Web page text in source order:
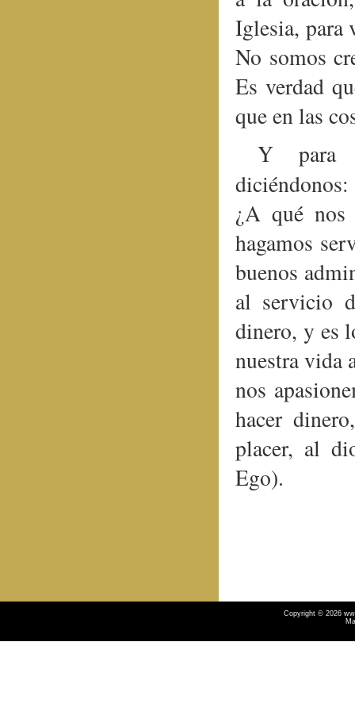
Iglesia, para
No somos
Es verdad
que en las
Y para
diciéndonos:
¿A qué nos
hagamos
buenos
al servicio
dinero, y es
nuestra vida
nos
hacer
placer, al
Ego).
Copyright © 2026